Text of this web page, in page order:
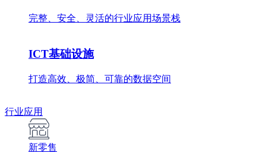
完整、安全、灵活的行业应用场景栈
ICT基础设施
打造高效、极简、可靠的数据空间
行业应用
新零售